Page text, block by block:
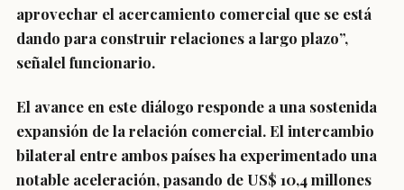
aprovechar el acercamiento comercial que se está
dando para construir relaciones a largo plazo”,
señalel funcionario.
El avance en este diálogo responde a una sostenida
expansión de la relación comercial. El intercambio
bilateral entre ambos países ha experimentado una
notable aceleración, pasando de US$ 10,4 millones